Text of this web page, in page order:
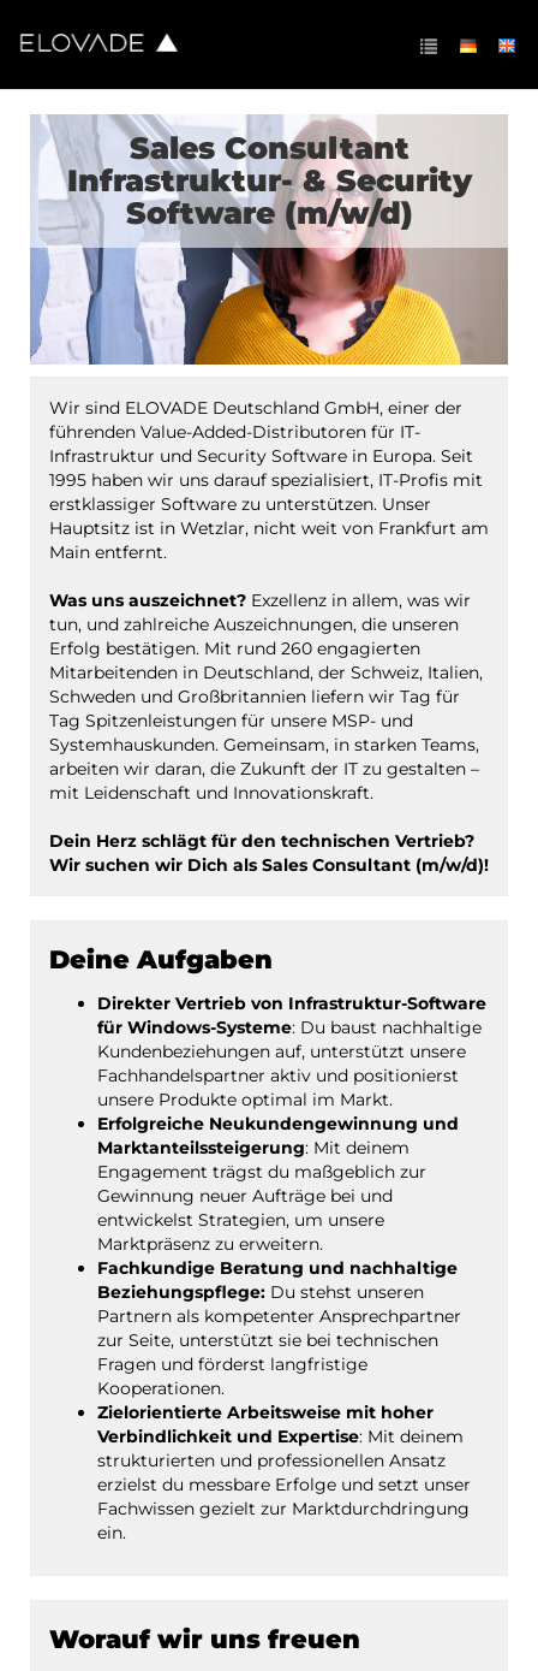
Sales Consultant
Infrastruktur- & Security
Software (m/w/d)
Wir sind ELOVADE Deutschland GmbH, einer der
führenden Value-Added-Distributoren für IT-
Infrastruktur und Security Software in Europa. Seit
1995 haben wir uns darauf spezialisiert, IT-Profis mit
erstklassiger Software zu unterstützen. Unser
Hauptsitz ist in Wetzlar, nicht weit von Frankfurt am
Main entfernt.
Was uns auszeichnet? Exzellenz in allem, was wir
tun, und zahlreiche Auszeichnungen, die unseren
Erfolg bestätigen. Mit rund 260 engagierten
Mitarbeitenden in Deutschland, der Schweiz, Italien,
Schweden und Großbritannien liefern wir Tag für
Tag Spitzenleistungen für unsere MSP- und
Systemhauskunden. Gemeinsam, in starken Teams,
arbeiten wir daran, die Zukunft der IT zu gestalten –
mit Leidenschaft und Innovationskraft.
Dein Herz schlägt für den technischen Vertrieb?
Wir suchen wir Dich als Sales Consultant (m/w/d)!
Deine Aufgaben
Direkter Vertrieb von Infrastruktur-Software
für Windows-Systeme: Du baust nachhaltige
Kundenbeziehungen auf, unterstützt unsere
Fachhandelspartner aktiv und positionierst
unsere Produkte optimal im Markt.
Erfolgreiche Neukundengewinnung und
Marktanteilssteigerung: Mit deinem
Engagement trägst du maßgeblich zur
Gewinnung neuer Aufträge bei und
entwickelst Strategien, um unsere
Marktpräsenz zu erweitern.
Fachkundige Beratung und nachhaltige
Beziehungspflege: Du stehst unseren
Partnern als kompetenter Ansprechpartner
zur Seite, unterstützt sie bei technischen
Fragen und förderst langfristige
Kooperationen.
Zielorientierte Arbeitsweise mit hoher
Verbindlichkeit und Expertise: Mit deinem
strukturierten und professionellen Ansatz
erzielst du messbare Erfolge und setzt unser
Fachwissen gezielt zur Marktdurchdringung
ein.
Worauf wir uns freuen